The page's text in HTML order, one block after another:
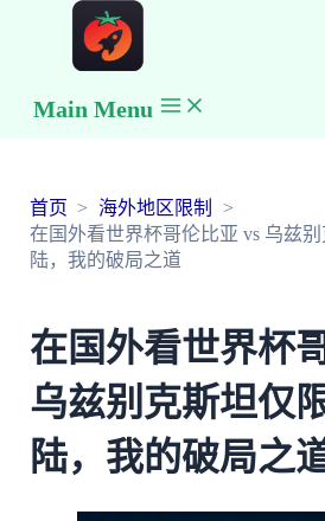
Main Menu
首页
海外地区限制
在国外看世界杯哥伦比亚 vs 乌兹
陆，我的破局之道
在国外看世界杯
乌兹别克斯坦仅
陆，我的破局之